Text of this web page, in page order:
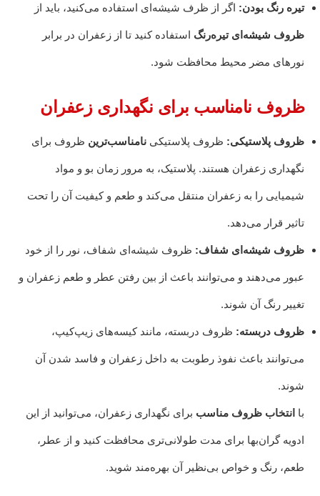
تیره رنگ بودن: اگر از ظرف شیشه‌ای استفاده می‌کنید، باید از
ظروف شیشه‌ای تیره‌رنگ استفاده کنید تا از زعفران در برابر
نورهای مضر محیط محافظت شود.
ظروف نامناسب برای نگهداری زعفران
ظروف پلاستیکی: ظروف پلاستیکی نامناسب‌ترین ظروف برای
نگهداری زعفران هستند. پلاستیک، به مرور زمان بو و مواد
شیمیایی را به زعفران منتقل می‌کند و طعم و کیفیت آن را تحت
تاثیر قرار می‌دهد.
ظروف شیشه‌ای شفاف: ظروف شیشه‌ای شفاف، نور را از خود
عبور می‌دهند و می‌توانند باعث از بین رفتن عطر و طعم زعفران و
تغییر رنگ آن شوند.
ظروف دربسته: ظروف دربسته، مانند کیسه‌های زیپ‌کیپ،
می‌توانند باعث نفوذ رطوبت به داخل زعفران و فاسد شدن آن
شوند.
با انتخاب ظروف مناسب برای نگهداری زعفران، می‌توانید از این
ادویه گران‌بها برای مدت طولانی‌تری محافظت کنید و از عطر،
طعم، رنگ و خواص بی‌نظیر آن بهره‌مند شوید.